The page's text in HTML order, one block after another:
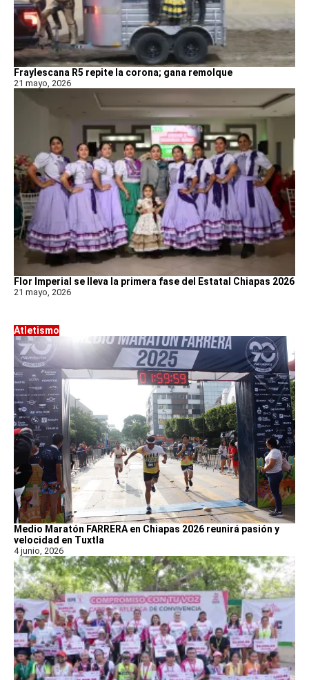
Fraylescana R5 repite la corona; gana remolque
21 mayo, 2026
Flor Imperial se lleva la primera fase del Estatal Chiapas 2026
21 mayo, 2026
Atletismo
Medio Maratón FARRERA en Chiapas 2026 reunirá pasión y
velocidad en Tuxtla
4 junio, 2026